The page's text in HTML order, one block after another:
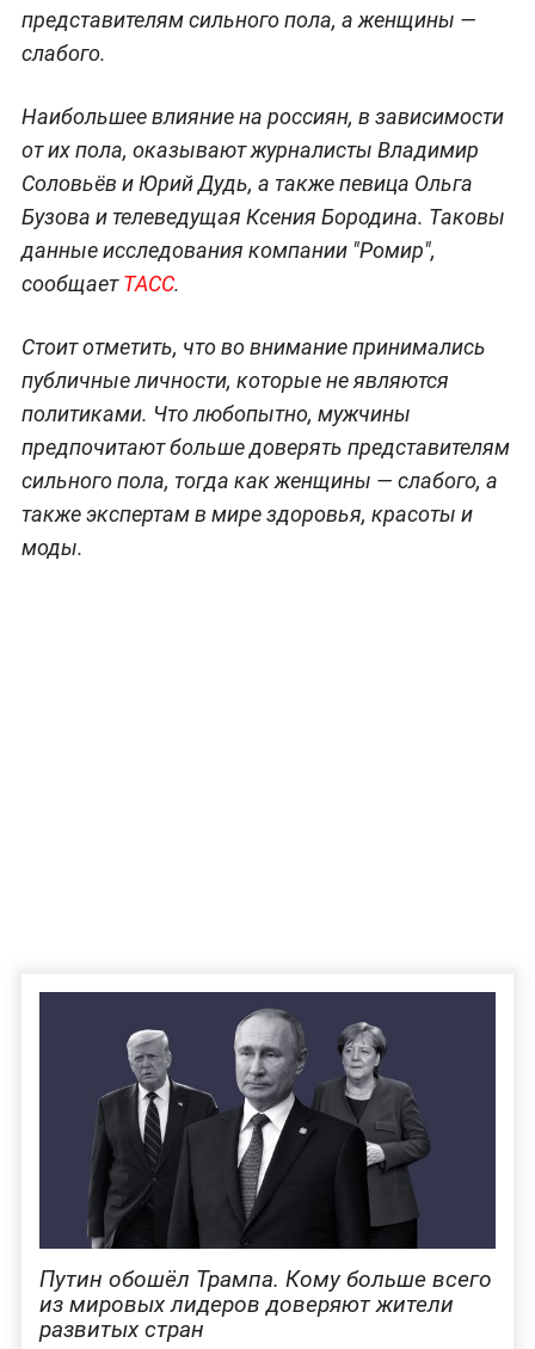
представителям сильного пола, а женщины —
слабого.
Наибольшее влияние на россиян, в зависимости
от их пола, оказывают журналисты Владимир
Соловьёв и Юрий Дудь, а также певица Ольга
Бузова и телеведущая Ксения Бородина. Таковы
данные исследования компании "Ромир",
сообщаетТАСС.
Стоит отметить, что во внимание принимались
публичные личности, которые не являются
политиками. Что любопытно, мужчины
предпочитают больше доверять представителям
сильного пола, тогда как женщины — слабого, а
также экспертам в мире здоровья, красоты и
моды.
Путин обошёл Трампа. Кому больше всего
из мировых лидеров доверяют жители
развитых стран